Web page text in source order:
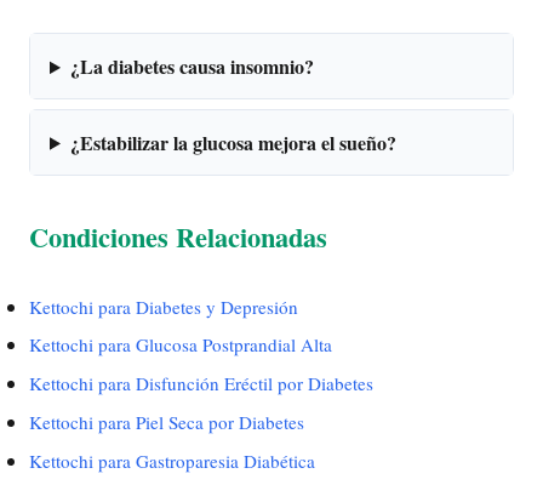
¿La diabetes causa insomnio?
¿Estabilizar la glucosa mejora el sueño?
Condiciones Relacionadas
Kettochi para Diabetes y Depresión
Kettochi para Glucosa Postprandial Alta
Kettochi para Disfunción Eréctil por Diabetes
Kettochi para Piel Seca por Diabetes
Kettochi para Gastroparesia Diabética